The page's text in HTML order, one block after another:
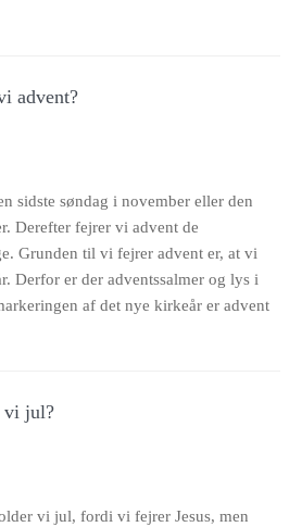
advent?
sidste søndag i november eller den
Derefter fejrer vi advent de
Grunden til vi fejrer advent er, at vi
Derfor er der adventssalmer og lys i
af det nye kirkeår er advent
vi jul?
vi jul, fordi vi fejrer Jesus, men